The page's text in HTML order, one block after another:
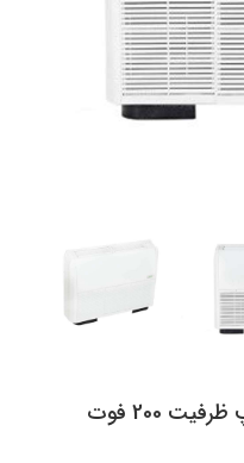
فن کویل مهراصل مدل MA چپ ظرفیت 200 فوت